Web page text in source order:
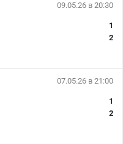
09.05.26 в 20:30
1
2
07.05.26 в 21:00
1
2